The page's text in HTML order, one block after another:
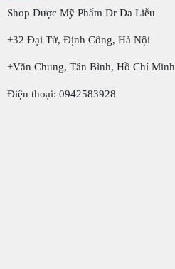
Shop Dược Mỹ Phẩm Dr Da Liễu
+32 Đại Từ, Định Công, Hà Nội
+Văn Chung, Tân Bình, Hồ Chí Minh
Điện thoại: 0942583928